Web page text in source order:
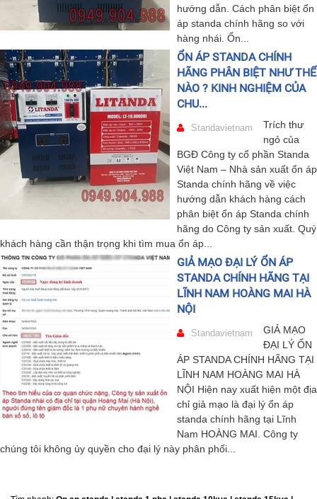
hướng dẫn. Cách phân biệt ổn
áp standa chính hãng so với
hàng nhái. Ổn...
ỔN ÁP STANDA CHÍNH
HÃNG PHÂN BIỆT NHƯ THẾ
NÀO ? KINH NGHIỆM CỦA
CHU...
Standavietnam
Trích thư
ngỏ của
BGĐ Công ty cổ phần Standa
Việt Nam – Nhà sản xuất ổn áp
Standa chính hãng về việc
hướng dẫn khách hàng cách
phân biệt ổn áp Standa chính
hãng do Công ty sản xuất. Quý
khách hàng cần thận trọng khi tìm mua ổn áp...
GIẢ MẠO ĐẠI LÝ ỔN ÁP
STANDA CHÍNH HÃNG TẠI
LĨNH NAM HOÀNG MAI HÀ
NỘI
Standavietnam
GIẢ MẠO
ĐẠI LÝ ỔN
ÁP STANDA CHÍNH HÃNG TẠI
LĨNH NAM HOÀNG MAI HÀ
NỘI Hiện nay xuất hiện một địa
chỉ giả mạo là đại lý ổn áp
standa chính hãng tại Lĩnh
Nam HOÀNG MAI. Công ty
chúng tôi không ủy quyền cho đại lý này phân phối...